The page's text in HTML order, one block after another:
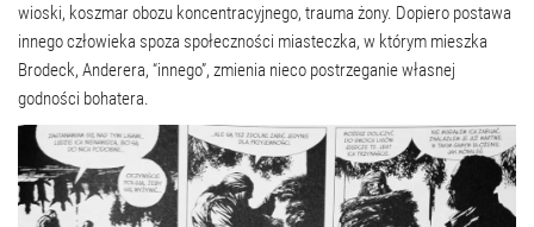
wioski, koszmar obozu koncentracyjnego, trauma żony. Dopiero postawa
innego człowieka spoza społeczności miasteczka, w którym mieszka
Brodeck, Anderera, “innego”, zmienia nieco postrzeganie własnej
godności bohatera.